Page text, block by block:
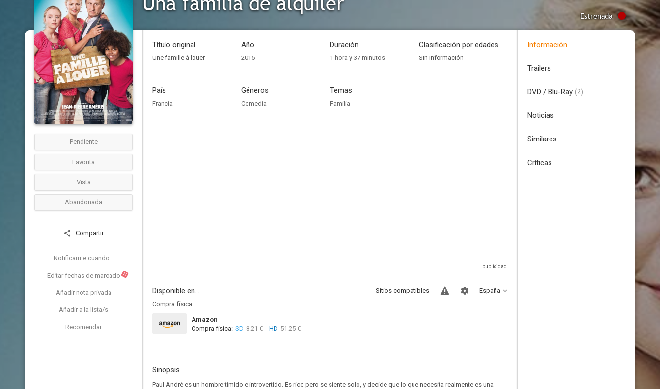
Estrenada
Pendiente
Favorita
Vista
Abandonada
Compartir
Notificarme cuando...
Editar fechas de marcado N
Añadir nota privada
Añadir a la lista/s
Recomendar
Título original
Une famille à louer
Año
2015
Duración
1 hora y 37 minutos
Clasificación por edades
Sin información
País
Francia
Géneros
Comedia
Temas
Familia
Disponible en... España
Sitios compatibles
Compra física
Amazon
Compra física: SD 8.21 € HD 51.25 €
Sinopsis
Paul-André es un hombre tímido e introvertido. Es rico pero se siente solo, y decide que lo que necesita realmente es una
Información
Trailers
DVD / Blu-Ray (2)
Noticias
Similares
Críticas